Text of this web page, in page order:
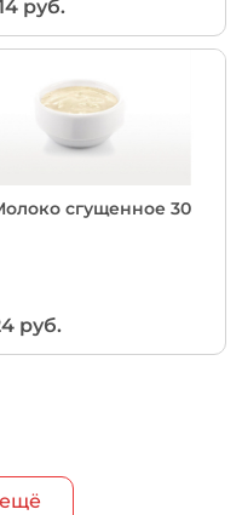
руб.
сгущенное 30
руб.
ещё